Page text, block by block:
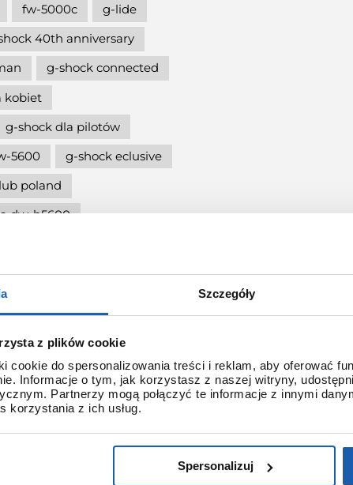
Szczegóły
z plików cookie
cookie do spersonalizowania treści i reklam, aby oferować
Informacje o tym, jak korzystasz z naszej witryny,
Partnerzy mogą połączyć te informacje z innymi
korzystania z ich usług.
Spersonalizuj
fw-5000c
g-lide
40th anniversary
g-shock connected
kobiet
g-shock dla pilotów
5600
g-shock eclusive
poland
dw-h5600
edycja
move
g-shock mtg
komunię
g-shock protection
g-shock the origin